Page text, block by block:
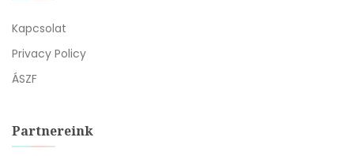
Kapcsolat
Privacy Policy
ÁSZF
Partnereink